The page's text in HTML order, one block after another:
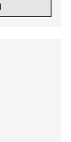
الفاتيكان يعلن